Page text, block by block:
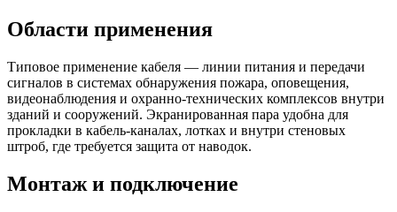
Области применения
Типовое применение кабеля — линии питания и передачи
сигналов в системах обнаружения пожара, оповещения,
видеонаблюдения и охранно-технических комплексов внутри
зданий и сооружений. Экранированная пара удобна для
прокладки в кабель-каналах, лотках и внутри стеновых
штроб, где требуется защита от наводок.
Монтаж и подключение